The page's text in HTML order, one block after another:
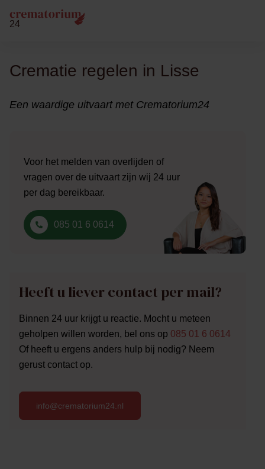
24
Crematie regelen in Lisse
Een waardige uitvaart met Crematorium24
Voor het melden van overlijden of
vragen over de uitvaart zijn wij 24 uur
per dag bereikbaar.
085 01 6 0614
Heeft u liever contact per mail?
Binnen 24 uur krijgt u reactie. Mocht u meteen
geholpen willen worden, bel ons op 085 01 6 0614
Of heeft u ergens anders hulp bij nodig? Neem
gerust contact op.
info@crematorium24.nl